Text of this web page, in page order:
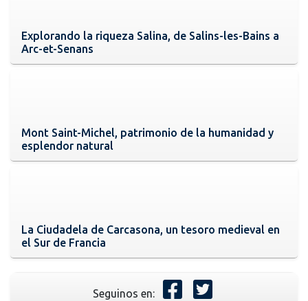
Explorando la riqueza Salina, de Salins-les-Bains a
Arc-et-Senans
Mont Saint-Michel, patrimonio de la humanidad y
esplendor natural
La Ciudadela de Carcasona, un tesoro medieval en
el Sur de Francia
Seguinos en: